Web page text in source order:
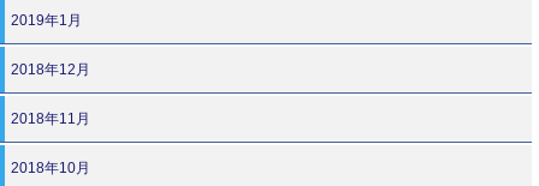
2019年1月
2018年12月
2018年11月
2018年10月